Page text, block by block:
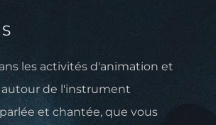
les activités d'animation et
de l'instrument
parlée et chantée, que vous